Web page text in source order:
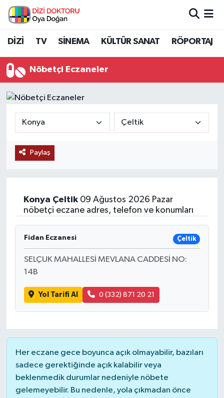
DİZİ TV SİNEMA KÜLTÜR SANAT RÖPORTAJ
Nöbetçi Eczaneler
Paylaş
Konya Çeltik09 Ağustos 2026 Pazar
nöbetçi eczane adres, telefon ve konumları
Fidan Eczanesi Çeltik
SELÇUK MAHALLESİ MEVLANA CADDESİ NO:
14B
Yol Tarifi Al 0 (332) 871 20 21
Her eczane gece boyunca açık olmayabilir, bazıları
sadece gerektiğinde açık kalabilir veya
beklenmedik durumlar nedeniyle nöbete
gelemeyebilir. Bu nedenle, yola çıkmadan önce
İstanbul Nöbetçi Eczaneler
İstanbul Trafik Yoğunluk Haritası
Haber Arşivi